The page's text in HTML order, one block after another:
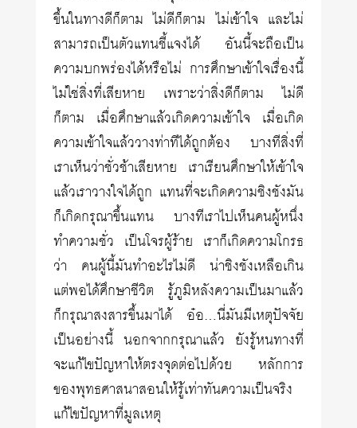
ขึ้นในทางดีก็ตาม ไม่ดีก็ตาม ไม่เข้าใจ และไม่
สามารถเป็นตัวแทนชี้แจงได้ อันนี้จะถือเป็น
ความบกพร่องได้หรือไม่ การศึกษาเข้าใจเรื่องนี้
ไม่ใช่สิ่งที่เสียหาย เพราะว่าสิ่งดีก็ตาม ไม่ดี
ก็ตาม เมื่อศึกษาแล้วเกิดความเข้าใจ เมื่อเกิด
ความเข้าใจแล้ววางท่าทีได้ถูกต้อง บางทีสิ่งที่
เราเห็นว่าชั่วช้าเสียหาย เราเรียนศึกษาให้เข้าใจ
แล้วเราวางใจได้ถูก แทนที่จะเกิดความชิงชังมัน
ก็เกิดกรุณาขึ้นแทน บางทีเราไปเห็นคนผู้หนึ่ง
ทำความชั่ว เป็นโจรผู้ร้าย เราก็เกิดความโกรธ
ว่า คนผู้นี้มันทำอะไรไม่ดี น่าชิงชังเหลือเกิน
แต่พอได้ศึกษาชีวิต รู้ภูมิหลังความเป็นมาแล้ว
ก็กรุณาสงสารขึ้นมาได้ อ๋อ…นี่มันมีเหตุปัจจัย
เป็นอย่างนี้ นอกจากกรุณาแล้ว ยังรู้หนทางที่
จะแก้ไขปัญหาให้ตรงจุดต่อไปด้วย หลักการ
ของพุทธศาสนาสอนให้รู้เท่าทันความเป็นจริง
แก้ไขปัญหาที่มูลเหตุ